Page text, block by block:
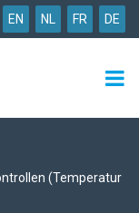
EN NL FR DE
(Temperatur